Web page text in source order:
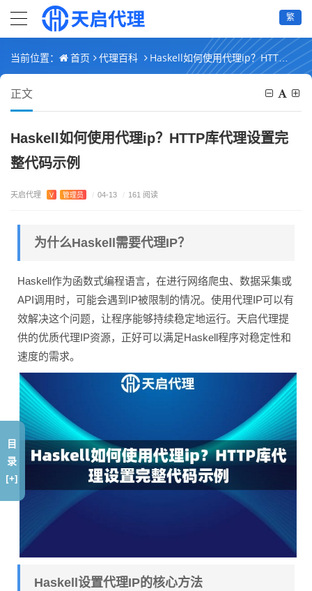
繁
当前位置： 首页 代理百科 Haskell如何使用代理ip？HTTP库代理设置完整代码示例
正文
Haskell如何使用代理ip？HTTP库代理设置完
整代码示例
天启代理 V 管理员 / 04-13 / 161 阅读
为什么Haskell需要代理IP？
Haskell作为函数式编程语言，在进行网络爬虫、数据采集或
API调用时，可能会遇到IP被限制的情况。使用代理IP可以有
效解决这个问题，让程序能够持续稳定地运行。天启代理提
供的优质代理IP资源，正好可以满足Haskell程序对稳定性和
速度的需求。
Haskell设置代理IP的核心方法
目
录
[+]